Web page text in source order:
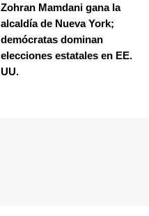
Zohran Mamdani gana la
alcaldía de Nueva York;
demócratas dominan
elecciones estatales en EE.
UU.